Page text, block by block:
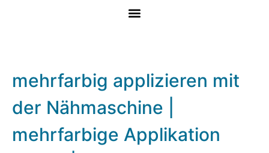
mehrfarbig applizieren mit
der Nähmaschine |
mehrfarbige Applikation